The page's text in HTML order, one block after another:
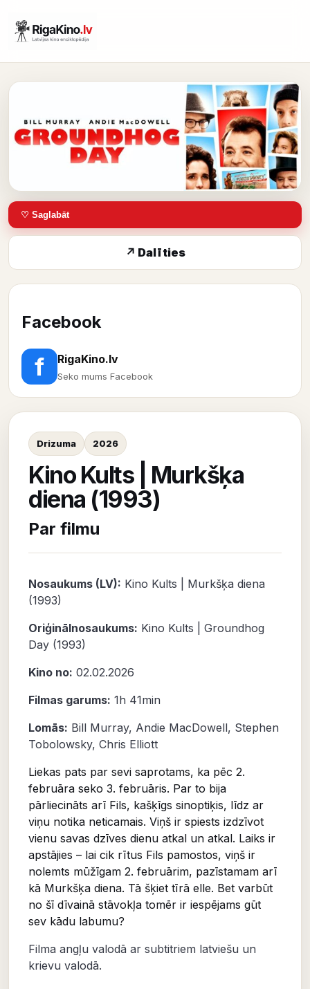
♡ Saglabāt
↗ Dalīties
Facebook
f RigaKino.lv
Seko mums Facebook
Drizuma 2026
Kino Kults | Murkšķa
diena (1993)
Par filmu
Nosaukums (LV): Kino Kults | Murkšķa diena
(1993)
Oriģinālnosaukums: Kino Kults | Groundhog
Day (1993)
Kino no: 02.02.2026
Filmas garums: 1h 41min
Lomās: Bill Murray, Andie MacDowell, Stephen
Tobolowsky, Chris Elliott
Liekas pats par sevi saprotams, ka pēc 2.
februāra seko 3. februāris. Par to bija
pārliecināts arī Fils, kašķīgs sinoptiķis, līdz ar
viņu notika neticamais. Viņš ir spiests izdzīvot
vienu savas dzīves dienu atkal un atkal. Laiks ir
apstājies – lai cik rītus Fils pamostos, viņš ir
nolemts mūžīgam 2. februārim, pazīstamam arī
kā Murkšķa diena. Tā šķiet tīrā elle. Bet varbūt
no šī dīvainā stāvokļa tomēr ir iespējams gūt
sev kādu labumu?
Filma angļu valodā ar subtitriem latviešu un
krievu valodā.